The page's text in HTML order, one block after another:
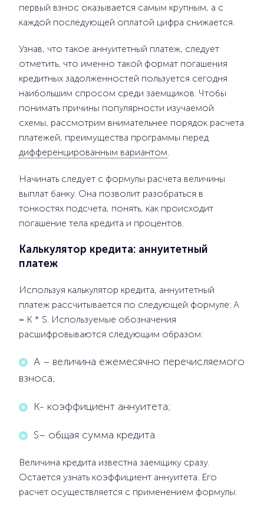
первый взнос оказывается самым крупным, а с
каждой последующей оплатой цифра снижается.
Узнав, что такое аннуитетный платеж, следует
отметить, что именно такой формат погашения
кредитных задолженностей пользуется сегодня
наибольшим спросом среди заемщиков. Чтобы
понимать причины популярности изучаемой
схемы, рассмотрим внимательнее порядок расчета
платежей, преимущества программы перед
дифференцированным вариантом.
Начинать следует с формулы расчета величины
выплат банку. Она позволит разобраться в
тонкостях подсчета, понять, как происходит
погашение тела кредита и процентов.
Калькулятор кредита: аннуитетный
платеж
Используя калькулятор кредита, аннуитетный
платеж рассчитывается по следующей формуле: A
= K * S. Используемые обозначения
расшифровываются следующим образом:
А – величина ежемесячно перечисляемого
взноса;
К- коэффициент аннуитета;
S– общая сумма кредита.
Величина кредита известна заемщику сразу.
Остается узнать коэффициент аннуитета. Его
расчет осуществляется с применением формулы: